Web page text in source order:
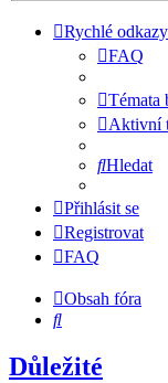
Rychlé odkazy
FAQ
Témata
Aktivní
Hledat
Přihlásit se
Registrovat
FAQ
Obsah fóra
Hledat
Důležité